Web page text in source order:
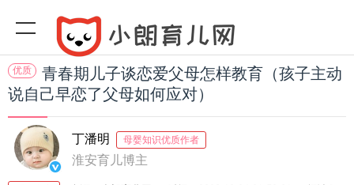
优质
青春期儿子谈恋爱父母怎样教育（孩子主动
说自己早恋了父母如何应对）
丁潘明 母婴知识优质作者
淮安育儿博主